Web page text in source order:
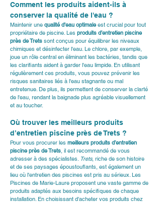
Comment les produits aident-ils à
conserver la qualité de l'eau ?
Maintenir une qualité d'eau optimale est crucial pour tout
propriétaire de piscine. Les produits d’entretien piscine
près de Trets sont conçus pour équilibrer les niveaux
chimiques et désinfecter l'eau. Le chlore, par exemple,
joue un rôle central en éliminant les bactéries, tandis que
les clarifiants aident à garder l'eau limpide. En utilisant
régulièrement ces produits, vous pouvez prévenir les
risques sanitaires liés à l'eau stagnante ou mal
entretenue. De plus, ils permettent de conserver la clarté
de l'eau, rendant la baignade plus agréable visuellement
et au toucher.
Où trouver les meilleurs produits
d’entretien piscine près de Trets ?
Pour vous procurer les meilleurs produits d’entretien
piscine près de Trets, il est recommandé de vous
adresser à des spécialistes. Trets, riche de son histoire
et de ses paysages époustouflants, est également un
lieu où l'entretien des piscines est pris au sérieux. Les
Piscines de Marie-Laure proposent une vaste gamme de
produits adaptés aux besoins spécifiques de chaque
installation. En choisissant d'acheter vos produits chez